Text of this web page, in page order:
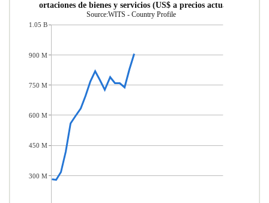
Importaciones de bienes y servicios (US$ a precios actuales)
Source:WITS - Country Profile
1.05 B
900 M
750 M
600 M
450 M
300 M